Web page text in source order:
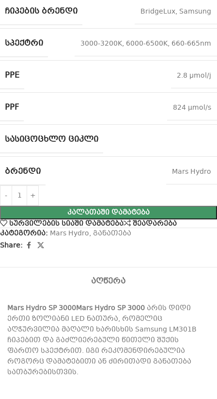
ᲩᲘᲞᲔᲑᲘᲡ ᲑᲠᲔᲜᲓᲘ BridgeLux, Samsung
ᲡᲞᲔᲥᲢᲠᲘ 3000-3200K, 6000-6500K, 660-665nm
PPE 2.8 μmol/j
PPF 824 µmol/s
ᲡᲐᲡᲘᲪᲝᲪᲮᲚᲝ ᲪᲘᲙᲚᲘ
ᲑᲠᲔᲜᲓᲘ Mars Hydro
ᲙᲐᲚᲐᲗᲐᲨᲘ ᲓᲐᲛᲐᲢᲔᲑᲐ
სურვილების სიაში დამატება
შეადარება
კატეგორია: Mars Hydro, განათება
Share:
ᲐᲦᲬᲔᲠᲐ
Mars Hydro SP 3000Mars Hydro SP 3000 არის დიდი
ერთი ზოლიანი LED ნათურა, რომელიც
აღჭურვილია მაღალი ხარისხის Samsung LM301B
ჩიპებით და გაძლიერებული წითელი შუქის
ფართო სპექტრით. იგი რეკომენდირებულია
როგორც დამატებითი ან ძირითადი განათება
სათბურებისთვის.